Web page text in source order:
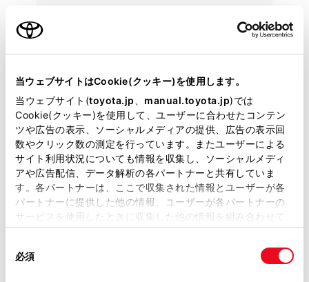
当ウェブサイトはCookie(クッキー)を使用します。
当ウェブサイト(toyota.jp manual.toyota.jp)では
Cookie(クッキー)を使用して、ユーザーに合わせたコンテン
ツや広告の表示、ソーシャルメディアの提供、広告の表示回
数やクリック数の測定を行っています。またユーザーによる
サイト利用状況についても情報を収集し、ソーシャルメディ
アや広告配信、データ解析の各パートナーと共有していま
す。各パートナーは、ここで収集された情報とユーザーが各
パートナーに提供した他の情報、ユーザーが各パートナーの
サービスを使用したときに収集した他の情報を組み合わせて
使用することがあります。当ウェブサイトの使用を続行する
必須
室内簡易清掃あと作業。その他現状販売。近隣県のみ
支払総額 181.1
万円
車両価格
168万円 諸費用 13.1万円
※ 価格は販売店所在地域で8月登録の場合 ※ 消費税10％込み
月額定額（60回払い）
月々32,900円
詳しくは専用サイトへ
年式 2020年(R2年) 走行 44,000km
修復 なし 車検 車検２年付き